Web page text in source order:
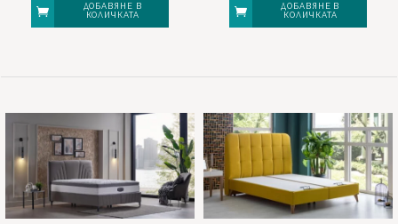
ДОБАВЯНЕ В
КОЛИЧКАТА
ДОБАВЯНЕ В
КОЛИЧКАТА